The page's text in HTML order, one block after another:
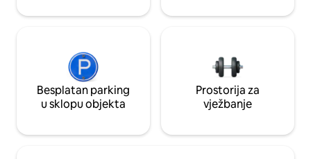
Besplatan parking
u sklopu objekta
Prostorija za
vježbanje